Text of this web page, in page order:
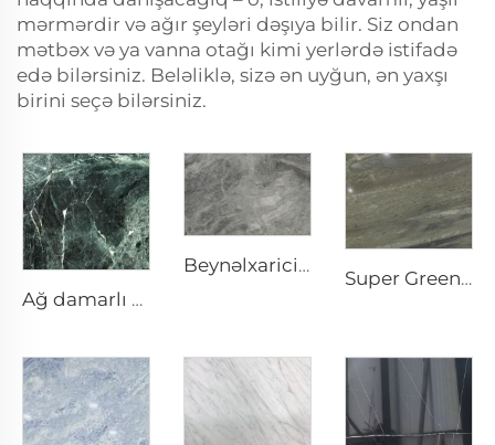
mərmərdir və ağır şeyləri dəşıya bilir. Siz ondan
mətbəx və ya vanna otağı kimi yerlərdə istifadə
edə bilərsiniz. Beləliklə, sizə ən uyğun, ən yaxşı
birini seçə bilərsiniz.
Ağ damarlı və naxışlı Prada Yaşılı Yaşıl Təbii Daş Mermer
Beynəlxarici Boz Boz Təbii Daş Marmar Ləkəvari Doku və Gümüşü-Boz Nöqtələr
Super Green Təbii Daş Mramor